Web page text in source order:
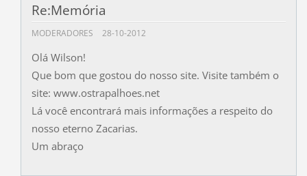
Re:Memória
MODERADORES 28-10-2012
Olá Wilson!
Que bom que gostou do nosso site. Visite também o
site: www.ostrapalhoes.net
Lá você encontrará mais informações a respeito do
nosso eterno Zacarias.
Um abraço